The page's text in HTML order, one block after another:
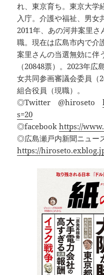
れ、東京育ち。東京大学
入庁。介護や福祉、男女
2011年、あの河井案里
職。現在は広島市内で介
案里さんの当選無効に伴
（20848票）。2023年
女共同参画審議会委員（
組合役員（現職）。
◎Twitter @hiroseto
s=20
◎facebookhttps://
◎広島瀬戸内新聞ニュー
https://